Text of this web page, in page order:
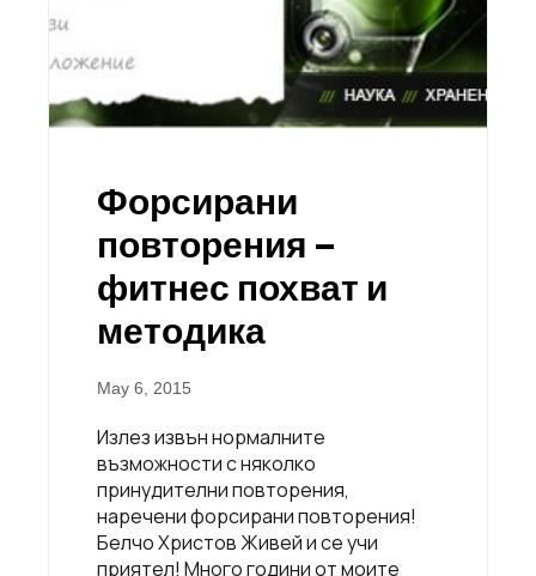
Форсирани
повторения –
фитнес похват и
методика
May 6, 2015
Излез извън нормалните
възможности с няколко
принудителни повторения,
наречени форсирани повторения!
Белчо Христов Живей и се учи
приятел! Много години от моите